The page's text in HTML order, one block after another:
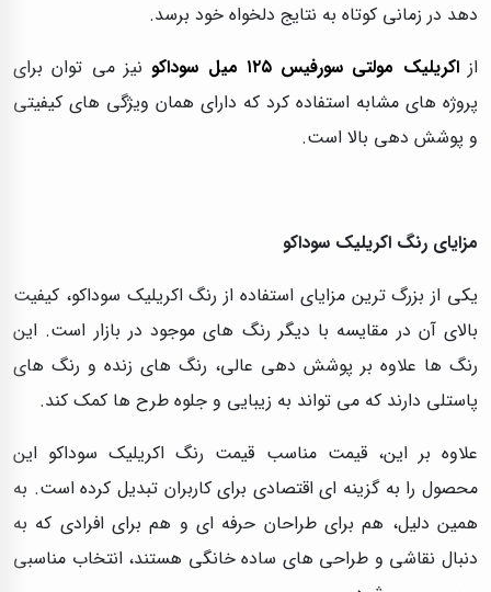
دهد در زمانی کوتاه به نتایج دلخواه خود برسد.
ازاکریلیک مولتی سورفیس ۱۲۵ میل سوداکو
نیز می‌ توان برای
پروژه‌ های مشابه استفاده کرد که دارای همان ویژگی‌ های کیفیتی
و پوشش دهی بالا است.
مزایای رنگ اکریلیک سوداکو
یکی از بزرگ‌ ترین مزایای استفاده از رنگ اکریلیک سوداکو، کیفیت
بالای آن در مقایسه با دیگر رنگ‌ های موجود در بازار است. این
رنگ‌ ها علاوه بر پوشش‌ دهی عالی، رنگ‌ های زنده و رنگ های
پاستلی دارند که می‌ تواند به زیبایی و جلوه طرح‌ ها کمک کند.
علاوه بر این، قیمت مناسب قیمت رنگ اکریلیک سوداکو این
محصول را به گزینه‌ ای اقتصادی برای کاربران تبدیل کرده است. به
همین دلیل، هم برای طراحان حرفه‌ ای و هم برای افرادی که به
دنبال نقاشی و طراحی‌ های ساده خانگی هستند، انتخاب مناسبی